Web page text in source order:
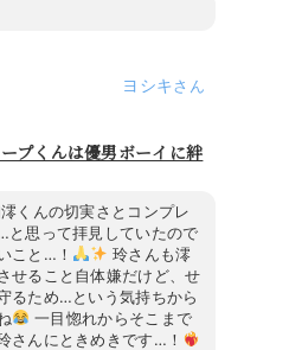
ヨシキ
プくんは優男ボーイに絆
くんの切実さとコンプレ
と思って拝見していたので
こと…！
玲さんも澪
せること自体嫌だけど、せ
るため…という気持ちから
一目惚れからそこまで
さんにときめきです…！